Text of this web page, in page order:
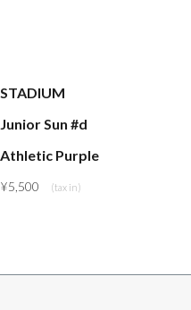
STADIUM
Junior Sun #d
Athletic Purple
¥5,500